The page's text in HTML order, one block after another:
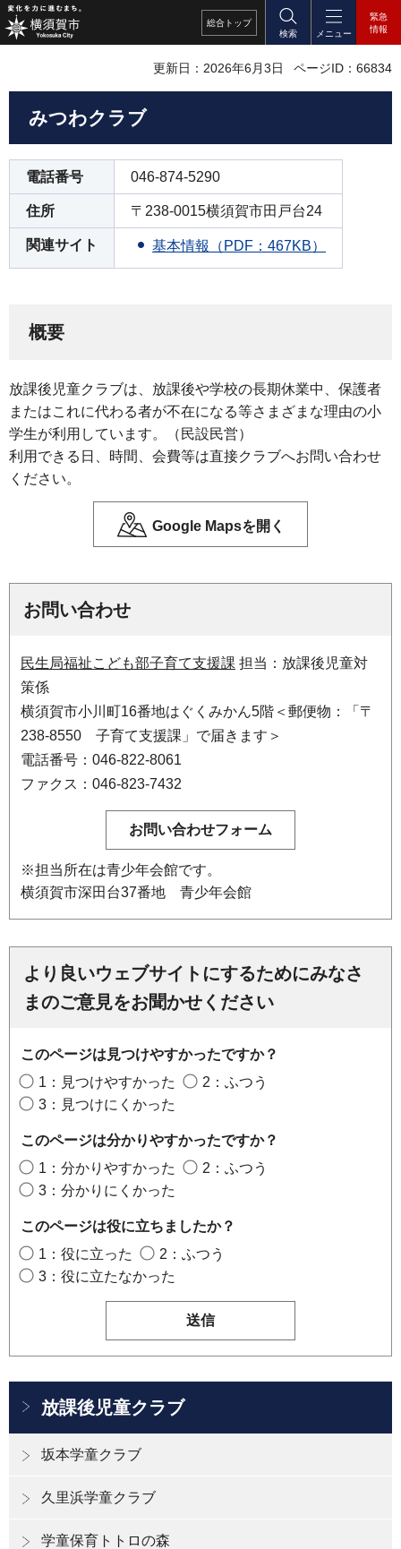
総合 トップ
検索
メニュー
緊急
情報
更新日：2026年6月3日 ページID：66834
みつわクラブ
電話番号 046-874-5290
住所 〒238-0015横須賀市田戸台24
関連サイト 基本情報（PDF：467KB）
概要
放課後児童クラブは、放課後や学校の長期休業中、保護者
またはこれに代わる者が不在になる等さまざまな理由の小
学生が利用しています。（民設民営）
利用できる日、時間、会費等は直接クラブへお問い合わせ
ください。
Google Mapsを開く
お問い合わせ
民生局福祉こども部子育て支援課 担当：放課後児童対
策係
横須賀市小川町16番地はぐくみかん5階＜郵便物：「〒
238-8550 子育て支援課」で届きます＞
電話番号：046-822-8061
ファクス：046-823-7432
※担当所在は青少年会館です。
横須賀市深田台37番地 青少年会館
より良いウェブサイトにするためにみなさ
まのご意見をお聞かせください
このページは見つけやすかったですか？
1：見つけやすかった
2：ふつう
3：見つけにくかった
このページは分かりやすかったですか？
1：分かりやすかった
2：ふつう
3：分かりにくかった
このページは役に立ちましたか？
1：役に立った
2：ふつう
3：役に立たなかった
放課後児童クラブ
坂本学童クラブ
久里浜学童クラブ
学童保育トトロの森